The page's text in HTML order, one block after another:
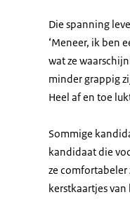
Die spanning
‘Meneer, ik ben
wat ze
minder grappig
Heel af en toe
Sommige
kandidaat die
ze comfortabeler
kerstkaartjes van